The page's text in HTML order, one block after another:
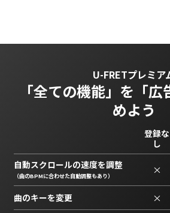
U-FRETプレミア
「全ての機能」を 「
めよう
登録な
し
自動スクロールの速度を調整
（曲のBPMに合わせた自動調整もあり） ×
曲のキーを変更 ×